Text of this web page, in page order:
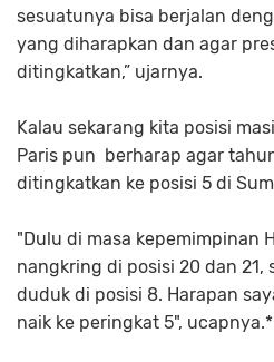
sesuatunya bisa berjalan
yang diharapkan dan agar
ditingkatkan,” ujarnya.
Kalau sekarang kita posisi
Paris pun berharap agar
ditingkatkan ke posisi 5 di
"Dulu di masa kepemimpinan
nangkring di posisi 20 dan 21,
duduk di posisi 8. Harapan
naik ke peringkat 5",